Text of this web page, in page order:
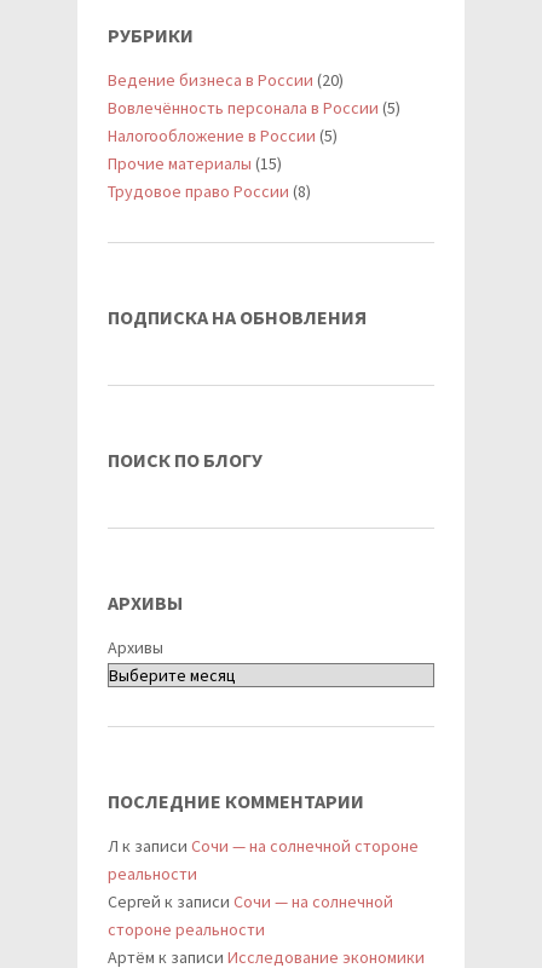
РУБРИКИ
Ведение бизнеса в России (20)
Вовлечённость персонала в России (5)
Налогообложение в России (5)
Прочие материалы (15)
Трудовое право России (8)
ПОДПИСКА НА ОБНОВЛЕНИЯ
ПОИСК ПО БЛОГУ
АРХИВЫ
Архивы
ПОСЛЕДНИЕ КОММЕНТАРИИ
Л к записи Сочи — на солнечной стороне
реальности
Сергей к записи Сочи — на солнечной
стороне реальности
Артём к записи Исследование экономики